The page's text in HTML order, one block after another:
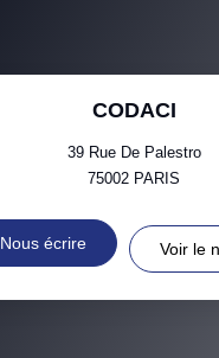
CODACI
39 Rue De Palestro
75002 PARIS
Nous écrire Voir le